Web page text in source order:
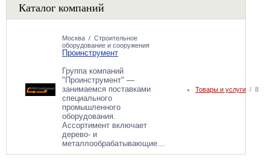
Каталог компаний
Москва / Строительное
оборудование и сооружения
Проинструмент
Группа компаний
"Проинструмент" —
занимаемся поставками
специального
промышленного
оборудования.
Ассортимент включает
дерево- и
металлообрабатывающие…
Товары и услуги / 8